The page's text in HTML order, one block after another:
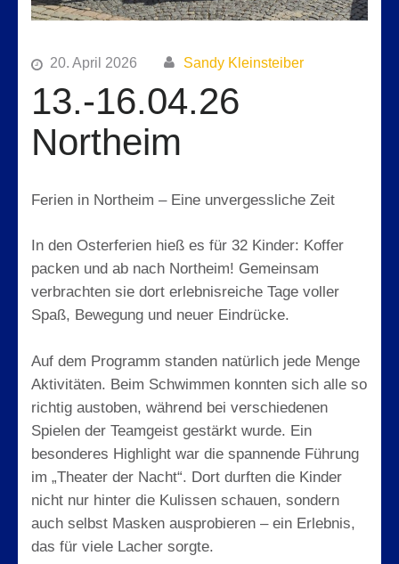
20. April 2026 Sandy Kleinsteiber
13.-16.04.26
Northeim
Ferien in Northeim – Eine unvergessliche Zeit
In den Osterferien hieß es für 32 Kinder: Koffer
packen und ab nach Northeim! Gemeinsam
verbrachten sie dort erlebnisreiche Tage voller
Spaß, Bewegung und neuer Eindrücke.
Auf dem Programm standen natürlich jede Menge
Aktivitäten. Beim Schwimmen konnten sich alle so
richtig austoben, während bei verschiedenen
Spielen der Teamgeist gestärkt wurde. Ein
besonderes Highlight war die spannende Führung
im „Theater der Nacht“. Dort durften die Kinder
nicht nur hinter die Kulissen schauen, sondern
auch selbst Masken ausprobieren – ein Erlebnis,
das für viele Lacher sorgte.